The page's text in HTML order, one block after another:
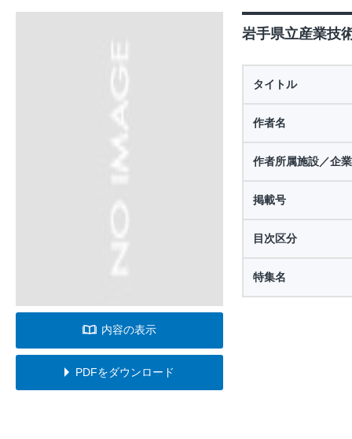
内容の表示
PDFをダウンロード
岩手県立産業技
タイトル
作者名
作者所属施設／企業
掲載号
目次区分
特集名